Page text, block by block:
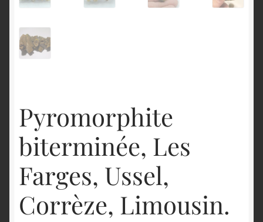
Pyromorphite
biterminée, Les
Farges, Ussel,
Corrèze, Limousin.